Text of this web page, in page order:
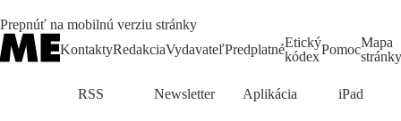
Prepnúť na mobilnú verziu stránky
KontaktyRedakciaVydavateľPredplatnéEtický
kódexPomocMapa
stránky
RSS Newsletter Aplikácia iPad